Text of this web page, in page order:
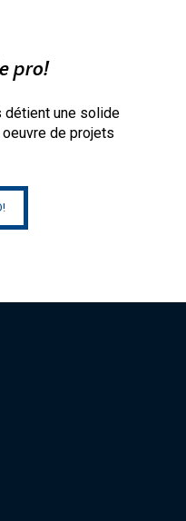
pro!
détient une solide
de projets